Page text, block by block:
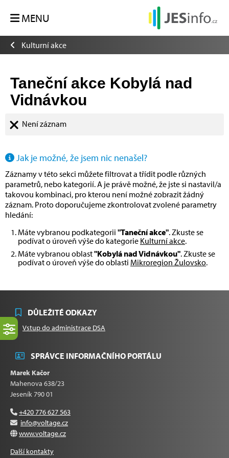
MENU
Kulturní akce
Taneční akce Kobylá nad
Vidnávkou
Není záznam
Jak je možné, že jsem nic nenašel?
Záznamy v této sekci můžete filtrovat a třídit podle různých
parametrů, nebo kategorií. A je právě možné, že jste si nastavil/a
takovou kombinaci, pro kterou není možné zobrazit žádný
záznam. Proto doporučujeme zkontrolovat zvolené parametry
hledání:
Máte vybranou podkategorii "Taneční akce". Zkuste se
podívat o úroveň výše do kategorie Kulturní akce.
Máte vybranou oblast"Kobylá nad Vidnávkou". Zkuste se
podívat o úroveň výše do oblasti Mikroregion Žulovsko.
DŮLEŽITÉ ODKAZY
Vstup do administrace DSA
SPRÁVCE INFORMAČNÍHO PORTÁLU
Marek Kačor
Mahenova 638/23
Jeseník 790 01
+420 776 627 563
info@voltage.cz
www.voltage.cz
Další kontakty